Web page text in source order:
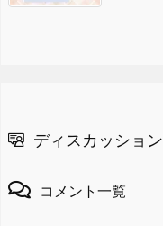
ディスカッション
コメント一覧